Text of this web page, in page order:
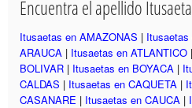
Encuentra el apellido
Itusaetas en AMAZONAS | Itusaetas
ARAUCA | Itusaetas en ATLANTICO |
BOLIVAR | Itusaetas en BOYACA |
CALDAS | Itusaetas en CAQUETA |
CASANARE | Itusaetas en CAUCA |